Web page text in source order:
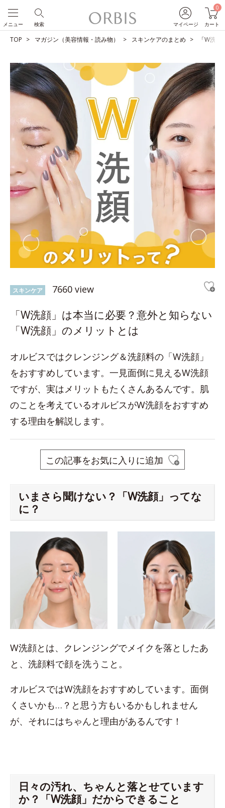
マイページ
0
カート
検索
メニュー
TOP マガジン（美容情報・読み物） スキンケアのまとめ 「W洗
スキンケア 7660 view
「W洗顔」は本当に必要？意外と知らない
「W洗顔」のメリットとは
オルビスではクレンジング＆洗顔料の「W洗顔」
をおすすめしています。一見面倒に見えるW洗顔
ですが、実はメリットもたくさんあるんです。肌
のことを考えているオルビスがW洗顔をおすすめ
する理由を解説します。
この記事をお気に入りに追加
いまさら聞けない？「W洗顔」ってな
に？
W洗顔とは、クレンジングでメイクを落としたあ
と、洗顔料で顔を洗うこと。
オルビスではW洗顔をおすすめしています。面倒
くさいかも…？と思う方もいるかもしれません
が、それにはちゃんと理由があるんです！
日々の汚れ、ちゃんと落とせています
か？「W洗顔」だからできること